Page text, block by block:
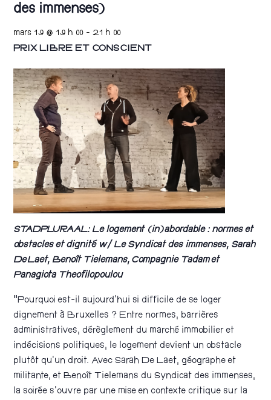
des immenses)
mars 19 @ 19 h 00 -21 h 00
PRIX LIBRE ET CONSCIENT
STADPLURAAL:Le logement (in)abordable : normes et
obstacles et dignité w/ Le Syndicat des immenses, Sarah
DeLaet,Benoît Tielemans, Compagnie Tadamet
Panagiota Theofilopoulou
“Pourquoi est-il aujourd’hui si difficile de se loger
dignement à Bruxelles ? Entre normes, barrières
administratives, dérèglement du marché immobilier et
indécisions politiques, le logement devient un obstacle
plutôt qu’un droit. Avec Sarah De Laet, géographe et
militante, et Benoît Tielemans du Syndicat des immenses,
la soirée s’ouvre par une mise en contexte critique sur la